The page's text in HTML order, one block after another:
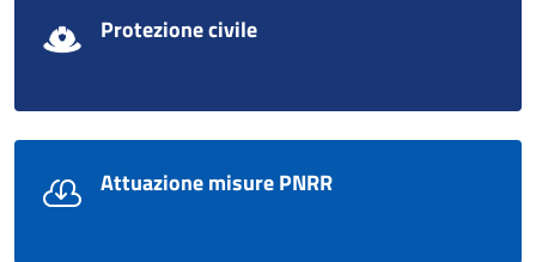
Protezione civile
Attuazione misure PNRR